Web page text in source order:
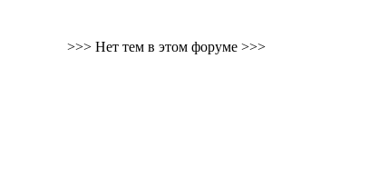
>>> Нет тем в этом форуме >>>